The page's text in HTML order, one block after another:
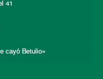
41
cayó Betulio»